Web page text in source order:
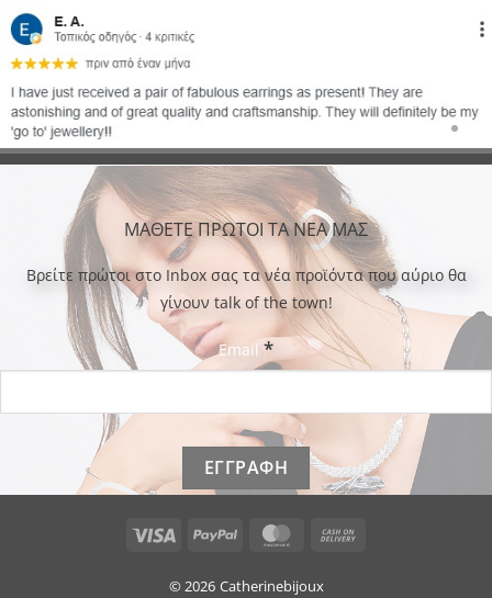
ΜΑΘΕΤΕ ΠΡΩΤΟΙ ΤΑ ΝΕΑ ΜΑΣ
Bρείτε πρώτοι στο Inbox σας τα νέα προϊόντα που αύριο θα
γίνουν talk of the town!
Email *
Visa PayPal MasterCard
© 2026 Catherinebijoux